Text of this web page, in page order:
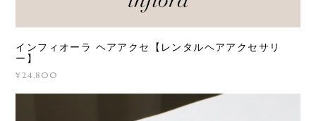
インフィオーラ ヘアアクセ【レンタルヘアアクセサリ
ー】
¥24,800